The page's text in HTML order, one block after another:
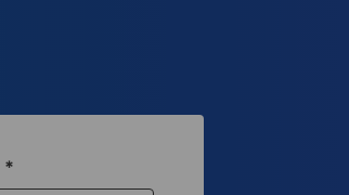
*